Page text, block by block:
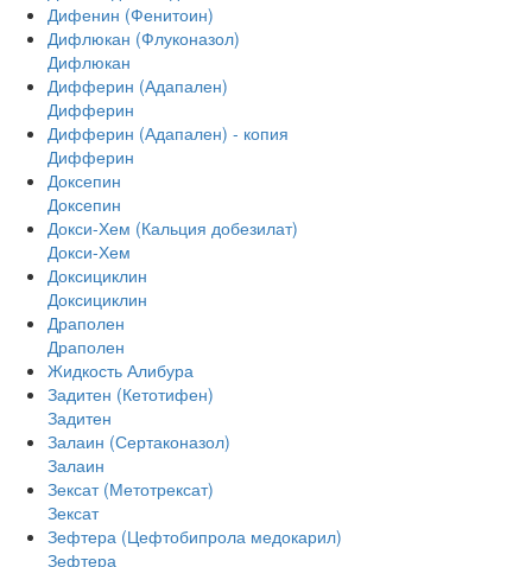
Дифенин (Фенитоин)
Дифлюкан (Флуконазол)
Дифлюкан
Дифферин (Адапален)
Дифферин
Дифферин (Адапален) - копия
Дифферин
Доксепин
Доксепин
Докси-Хем (Кальция добезилат)
Докси-Хем
Доксициклин
Доксициклин
Драполен
Драполен
Жидкость Алибура
Задитен (Кетотифен)
Задитен
Залаин (Сертаконазол)
Залаин
Зексат (Метотрексат)
Зексат
Зефтера (Цефтобипрола медокарил)
Зефтера